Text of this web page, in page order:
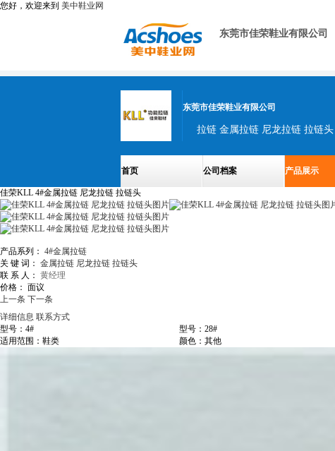
您好，欢迎来到 美中鞋业网
东莞市佳荣鞋业有限公司
东莞市佳荣鞋业有限公司
首页 公司档案 产品展示
佳荣KLL 4#金属拉链 尼龙拉链 拉链头
产品系列： 4#金属拉链
关 键 词： 金属拉链 尼龙拉链 拉链头
联 系 人： 黄经理
价格： 面议
上一条 下一条
详细信息 联系方式
型号：4#
型号：28#
适用范围：鞋类
颜色：其他